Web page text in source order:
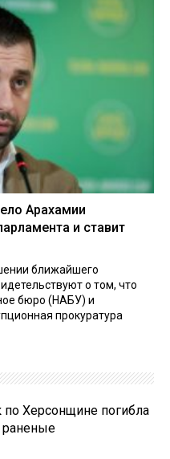
Арахамии
и ставит
ближайшего
о том, что
бюро (НАБУ) и
прокуратура
по Херсонщине погибла